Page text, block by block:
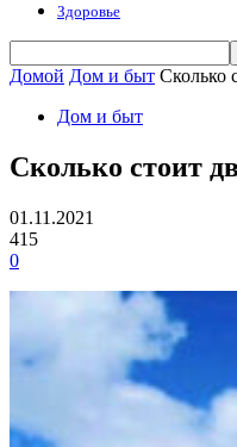
Здоровье
Домой Дом и быт Сколько
Дом и быт
Сколько стоит
01.11.2021
415
0